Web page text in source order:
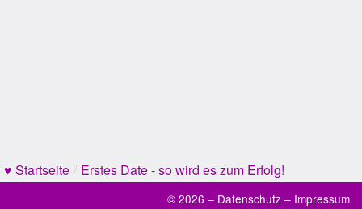
♥ Startseite / Erstes Date - so wird es zum Erfolg!
© 2026 – Datenschutz – Impressum